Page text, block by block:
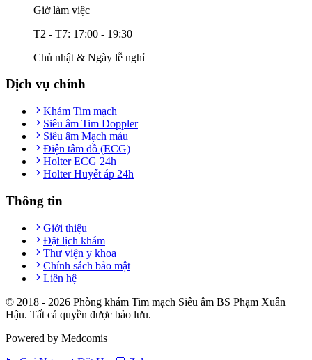
Giờ làm việc
T2 - T7: 17:00 - 19:30
Chủ nhật & Ngày lễ nghỉ
Dịch vụ chính
Khám Tim mạch
Siêu âm Tim Doppler
Siêu âm Mạch máu
Điện tâm đồ (ECG)
Holter ECG 24h
Holter Huyết áp 24h
Thông tin
Giới thiệu
Đặt lịch khám
Thư viện y khoa
Chính sách bảo mật
Liên hệ
© 2018 - 2026 Phòng khám Tim mạch Siêu âm BS Phạm Xuân
Hậu. Tất cả quyền được bảo lưu.
Powered by Medcomis